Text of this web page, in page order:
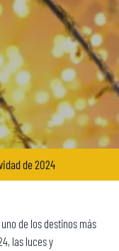
de 2024
de los destinos más
las luces y